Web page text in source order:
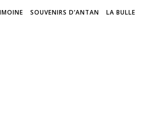
SOUVENIRS D’ANTAN LA BULLE